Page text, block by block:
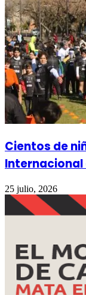
Cientos de
Internacional
25 julio, 2026